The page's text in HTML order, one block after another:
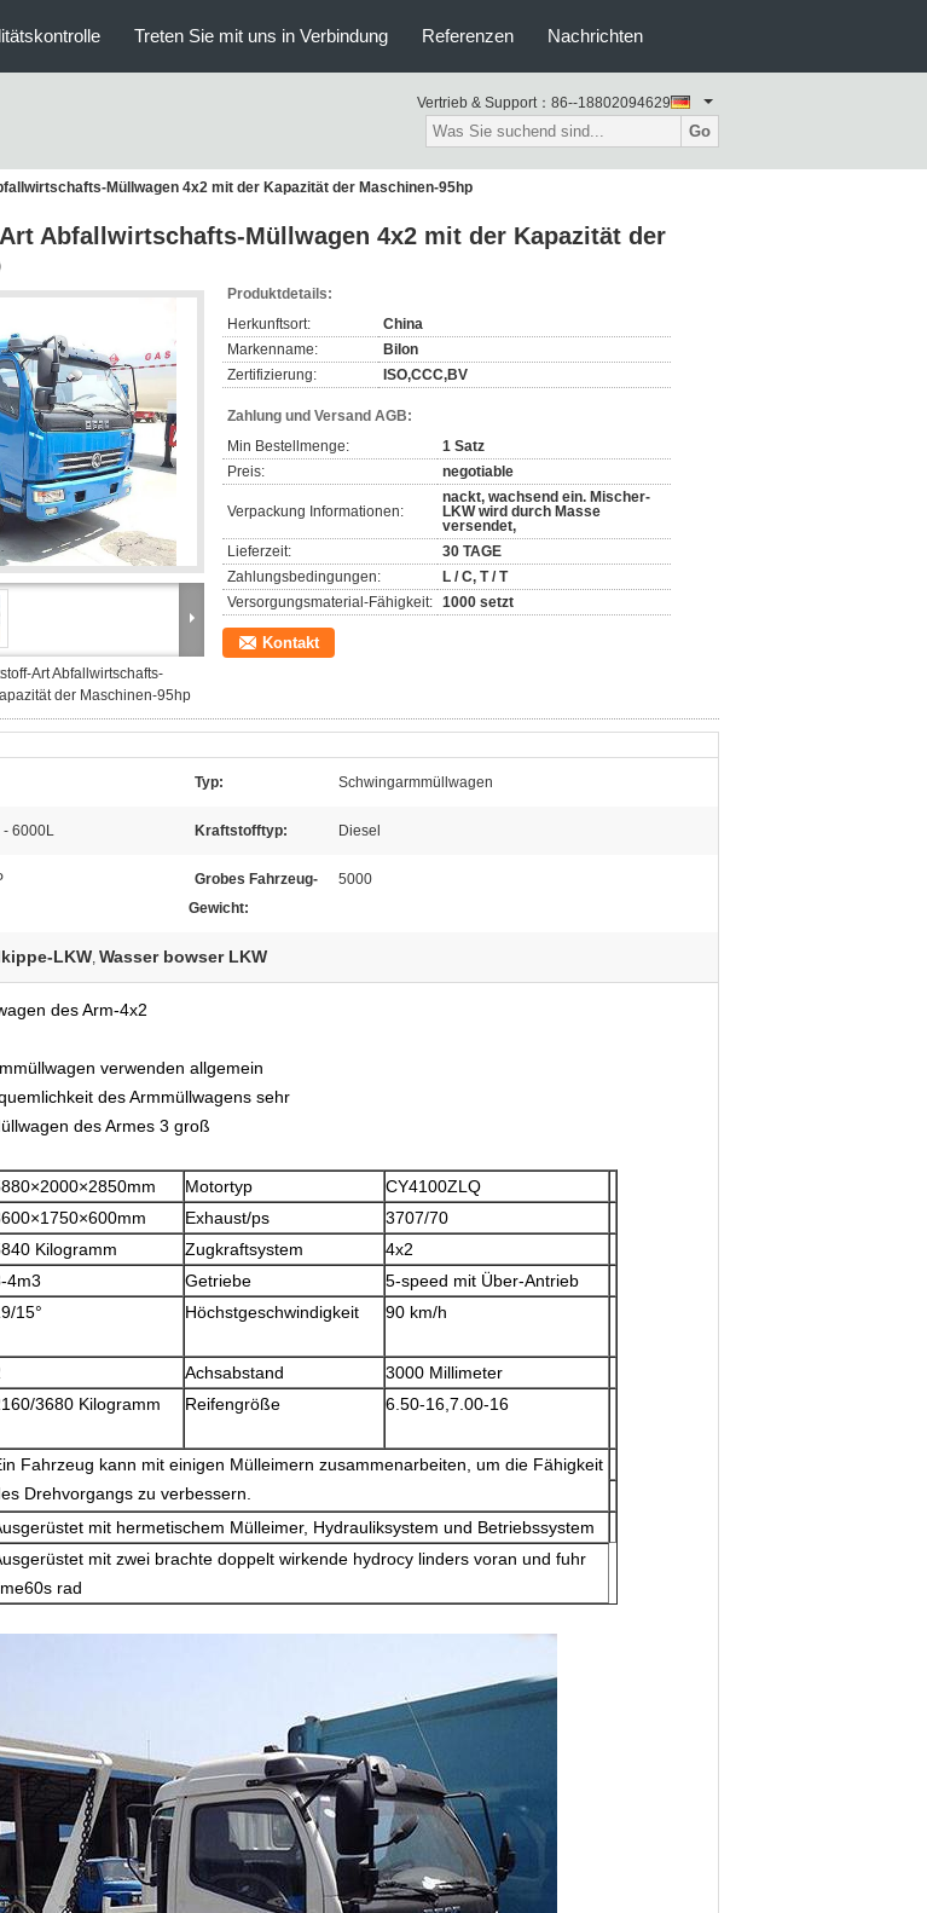
Treten Sie mit uns in Verbindung Referenzen Nachrichten
Vertrieb & Support： 86--18802094629
Go
Müllwagen 4x2 mit der Kapazität der Maschinen-95hp
Abfallwirtschafts-Müllwagen 4x2 mit der Kapazität der
Art Abfallwirtschafts-
der Maschinen-95hp
Produktdetails:
Herkunftsort:
China
Markenname:
Bilon
Zertifizierung:
ISO,CCC,BV
Zahlung und Versand AGB:
Min Bestellmenge:
1 Satz
Preis:
negotiable
Verpackung Informationen:
nackt, wachsend ein. Mischer-
LKW wird durch Masse
versendet,
Lieferzeit:
30 TAGE
Zahlungsbedingungen:
L / C, T / T
Versorgungsmaterial-Fähigkeit: 1000 setzt
Kontakt
Typ: Schwingarmmüllwagen
- 6000L Kraftstofftyp: Diesel
Grobes Fahrzeug-
Gewicht:
5000
LKW, Wasser bowser LKW
des Arm-4x2
verwenden allgemein
des Armmüllwagens sehr
des Armes 3 groß
Motortyp
CY4100ZLQ
Exhaust/ps
3707/70
Kilogramm Zugkraftsystem
4x2
4m3 Getriebe
5-speed mit Über-Antrieb
15° Höchstgeschwindigkeit 90 km/h
Achsabstand
3000 Millimeter
3680 Kilogramm Reifengröße 6.50-16,7.00-16
Fahrzeug kann mit einigen Mülleimern zusammenarbeiten, um die Fähigkeit
Drehvorgangs zu verbessern.
mit hermetischem Mülleimer, Hydrauliksystem und Betriebssystem
mit zwei brachte doppelt wirkende hydrocy linders voran und fuhr
rad